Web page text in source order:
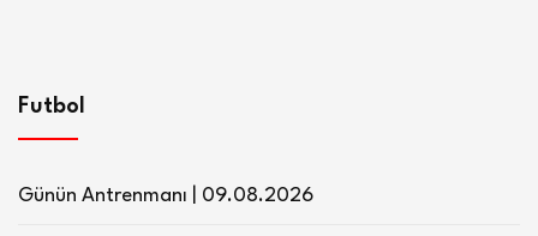
Futbol
Günün Antrenmanı | 09.08.2026